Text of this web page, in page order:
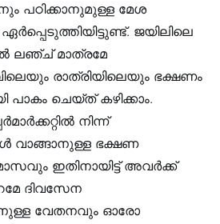
പഠിക്കാനുമുള്ള മേശ
ജയിലിലെ
ലഞ്ച് മാത്രമേ
രാത്രിയിലെയും ഭക്ഷണം
ചെയ്ത് കഴിക്കാം.
നിന്ന്
ഭക്ഷണ
ഇതിനായിട്ട് അവര്‍ക്ക്
ദിവസേന
വേതനവും ഓരോ